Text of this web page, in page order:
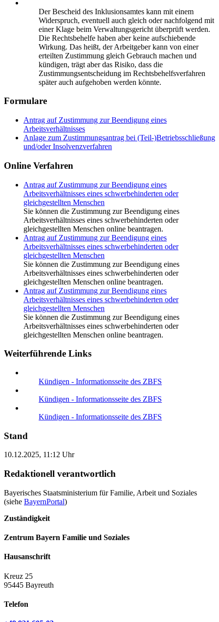
Der Bescheid des Inklusionsamtes kann mit einem
Widerspruch, eventuell auch gleich oder nachfolgend mit
einer Klage beim Verwaltungsgericht überprüft werden.
Die Rechtsbehelfe haben aber keine aufschiebende
Wirkung. Das heißt, der Arbeitgeber kann von einer
erteilten Zustimmung gleich Gebrauch machen und
kündigen, trägt aber das Risiko, dass die
Zustimmungsentscheidung im Rechtsbehelfsverfahren
später auch aufgehoben werden könnte.
Formulare
Antrag auf Zustimmung zur Beendigung eines
Arbeitsverhältnisses
Anlage zum Zustimmungsantrag bei (Teil-)Betriebsschließung
und/oder Insolvenzverfahren
Online Verfahren
Antrag auf Zustimmung zur Beendigung eines
Arbeitsverhältnisses eines schwerbehinderten oder
gleichgestellten Menschen
Sie können die Zustimmung zur Beendigung eines
Arbeitsverhältnisses eines schwerbehinderten oder
gleichgestellten Menschen online beantragen.
Antrag auf Zustimmung zur Beendigung eines
Arbeitsverhältnisses eines schwerbehinderten oder
gleichgestellten Menschen
Sie können die Zustimmung zur Beendigung eines
Arbeitsverhältnisses eines schwerbehinderten oder
gleichgestellten Menschen online beantragen.
Antrag auf Zustimmung zur Beendigung eines
Arbeitsverhältnisses eines schwerbehinderten oder
gleichgestellten Menschen
Sie können die Zustimmung zur Beendigung eines
Arbeitsverhältnisses eines schwerbehinderten oder
gleichgestellten Menschen online beantragen.
Weiterführende Links
Kündigen - Informationsseite des ZBFS
Kündigen - Informationsseite des ZBFS
Kündigen - Informationsseite des ZBFS
Stand
10.12.2025, 11:12 Uhr
Redaktionell verantwortlich
Bayerisches Staatsministerium für Familie, Arbeit und Soziales
(siehe BayernPortal)
Zuständigkeit
Zentrum Bayern Familie und Soziales
Hausanschrift
Kreuz 25
95445 Bayreuth
Telefon